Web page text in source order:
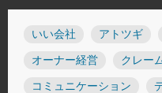
いい会社 アトツギ
オーナー経営 クレー
コミュニケーション